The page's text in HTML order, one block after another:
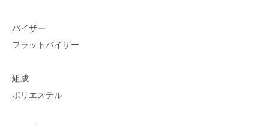
バイザー
フラットバイザー
組成
ポリエステル